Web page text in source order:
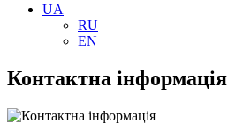
UA
RU
EN
Контактна інформація